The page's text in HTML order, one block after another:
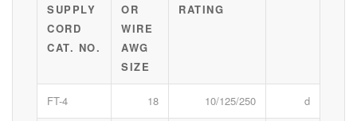
SUPPLY
CORD
CAT. NO.
OR
WIRE
AWG
SIZE
RATING
FT-4 18 10/125/250 d